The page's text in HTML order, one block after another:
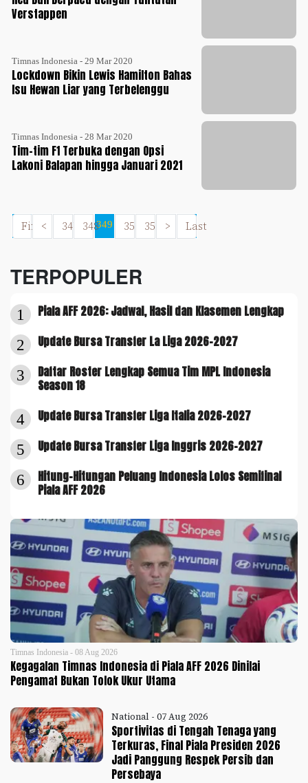
Verstappen
Timnas Indonesia - 29 Mar 2020
Lockdown Bikin Lewis Hamilton Bahas
Isu Hewan Liar yang Terbelenggu
Timnas Indonesia - 28 Mar 2020
Tim-tim F1 Terbuka dengan Opsi
Lakoni Balapan hingga Januari 2021
First< 347 348349 350 351 > Last
TERPOPULER
1 Piala AFF 2026: Jadwal, Hasil dan Klasemen Lengkap
2 Update Bursa Transfer La Liga 2026-2027
3
Daftar Roster Lengkap Semua Tim MPL Indonesia
Season 18
4 Update Bursa Transfer Liga Italia 2026-2027
5 Update Bursa Transfer Liga Inggris 2026-2027
6
Hitung-Hitungan Peluang Indonesia Lolos Semifinal
Piala AFF 2026
Timnas Indonesia - 08 Aug 2026
Kegagalan Timnas Indonesia di Piala AFF 2026 Dinilai
Pengamat Bukan Tolok Ukur Utama
National - 07 Aug 2026
Sportivitas di Tengah Tenaga yang
Terkuras, Final Piala Presiden 2026
Jadi Panggung Respek Persib dan
Persebaya